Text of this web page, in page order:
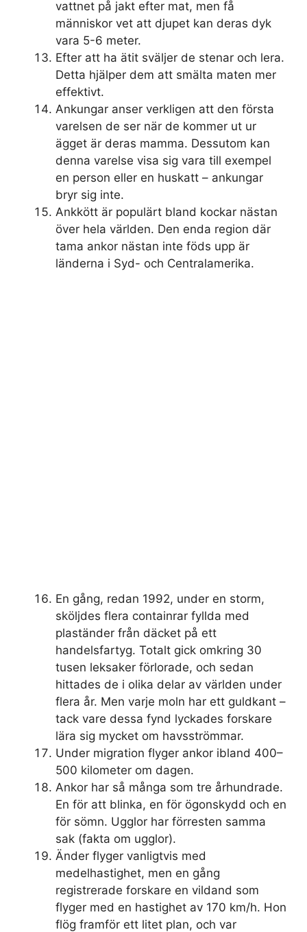
vattnet på jakt efter mat, men få
människor vet att djupet kan deras dyk
vara 5-6 meter.
Efter att ha ätit sväljer de stenar och lera.
Detta hjälper dem att smälta maten mer
effektivt.
Ankungar anser verkligen att den första
varelsen de ser när de kommer ut ur
ägget är deras mamma. Dessutom kan
denna varelse visa sig vara till exempel
en person eller en huskatt – ankungar
bryr sig inte.
Ankkött är populärt bland kockar nästan
över hela världen. Den enda region där
tama ankor nästan inte föds upp är
länderna i Syd- och Centralamerika.
En gång, redan 1992, under en storm,
sköljdes flera containrar fyllda med
plaständer från däcket på ett
handelsfartyg. Totalt gick omkring 30
tusen leksaker förlorade, och sedan
hittades de i olika delar av världen under
flera år. Men varje moln har ett guldkant –
tack vare dessa fynd lyckades forskare
lära sig mycket om havsströmmar.
Under migration flyger ankor ibland 400–
500 kilometer om dagen.
Ankor har så många som tre århundrade.
En för att blinka, en för ögonskydd och en
för sömn. Ugglor har förresten samma
sak (fakta om ugglor).
Änder flyger vanligtvis med
medelhastighet, men en gång
registrerade forskare en vildand som
flyger med en hastighet av 170 km/h. Hon
flög framför ett litet plan, och var